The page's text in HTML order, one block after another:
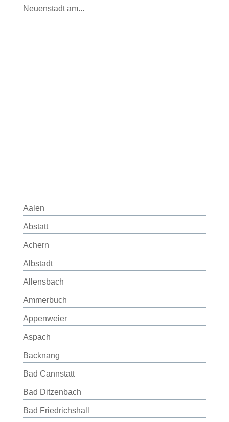
Neuenstadt am...
Aalen
Abstatt
Achern
Albstadt
Allensbach
Ammerbuch
Appenweier
Aspach
Backnang
Bad Cannstatt
Bad Ditzenbach
Bad Friedrichshall